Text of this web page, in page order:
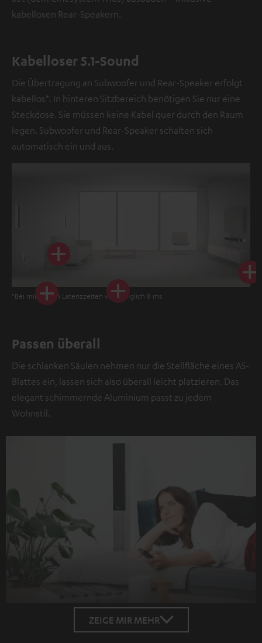
kabellosen Rear-Speakern.
Kabelloser 5.1-Sound
Die Übertragung an Subwoofer und Rear-Speaker erfolgt
kabellos*. In hinteren Sitzbereich benötigen Sie nur eine
Steckdose. Sie müssen keine Kabel quer durch den Raum
legen. Subwoofer und Rear-Speaker schalten sich
automatisch ein und aus.
*Bei minimalen Latenzzeiten von lediglich 8 ms
Passen überall
Die schlanken Säulen nehmen nur die Stellfläche eines A5-
Blattes ein, lassen sich also überall leicht platzieren. Das
elegant schimmernde Aluminium passt zu jedem
Wohnstil.
ZEIGE MIR MEHR